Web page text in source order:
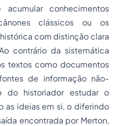
conhecimentos
clássicos ou os
com distinção clara
contrário da sistemática
textos como documentos
de informação não-
do historiador estudar o
as ideias em si, o diferindo
encontrada por Merton,